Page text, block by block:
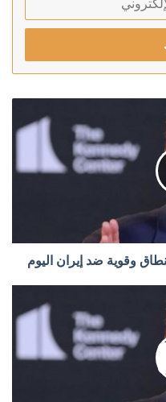
وقوية ضد إيران اليوم